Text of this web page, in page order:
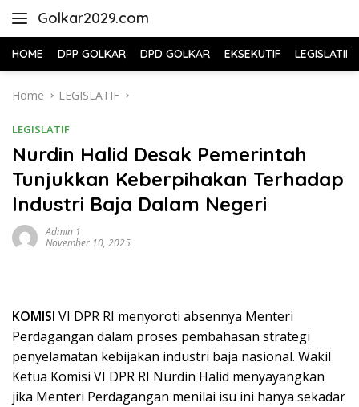
Golkar2029.com
HOME DPP GOLKAR DPD GOLKAR EKSEKUTIF LEGISLATIF
Home LEGISLATIF
LEGISLATIF
Nurdin Halid Desak Pemerintah
Tunjukkan Keberpihakan Terhadap
Industri Baja Dalam Negeri
Admin 1
November 10, 2025
KOMISI VI DPR RI menyoroti absennya Menteri
Perdagangan dalam proses pembahasan strategi
penyelamatan kebijakan industri baja nasional. Wakil
Ketua Komisi VI DPR RI Nurdin Halid menyayangkan
jika Menteri Perdagangan menilai isu ini hanya sekadar